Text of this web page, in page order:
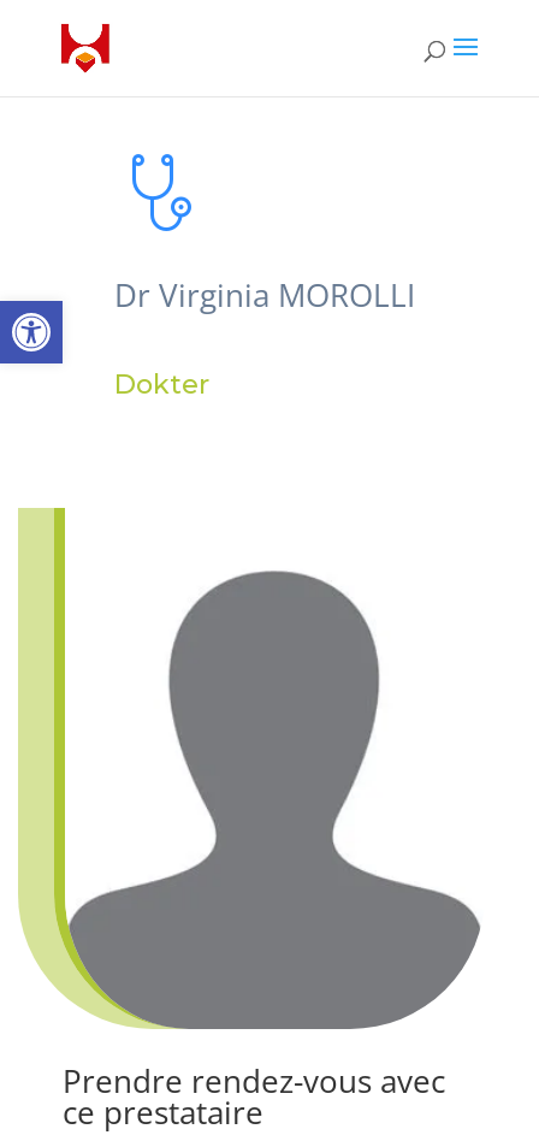
Open toolbarDr Virginia MOROLLI
Dokter
Prendre rendez-vous avec
ce prestataire